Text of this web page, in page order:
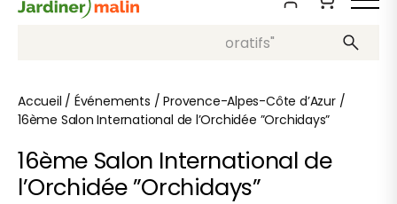
Recherche, ex: "pots décoratifs"
Accueil / Événements /Provence-Alpes-Côte d’Azur/
16ème Salon International de l’Orchidée ”Orchidays”
16ème Salon International de
l’Orchidée ”Orchidays”